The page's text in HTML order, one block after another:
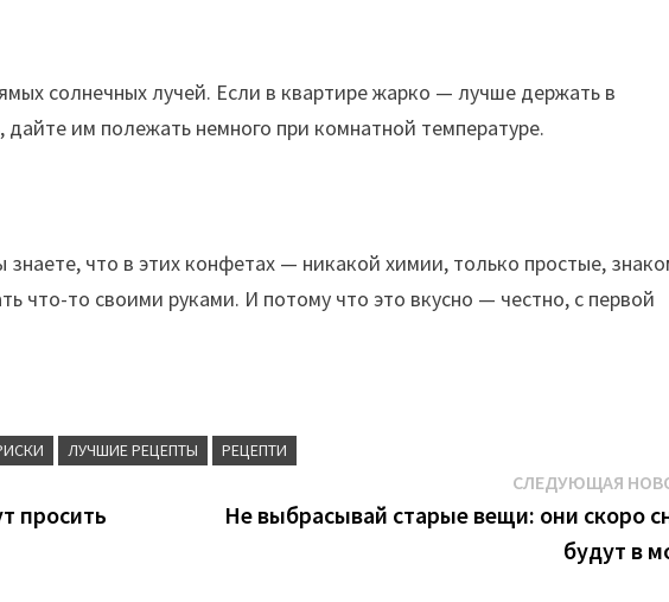
солнечных лучей. Если в квартире жарко — лучше держать в
им полежать немного при комнатной температуре.
что в этих конфетах — никакой химии, только простые,
что-то своими руками. И потому что это вкусно — честно, с первой
ЛУЧШИЕ РЕЦЕПТЫ РЕЦЕПТИ
просить
СЛЕДУЮЩАЯ
Не выбрасывай старые вещи: они скоро
будут в